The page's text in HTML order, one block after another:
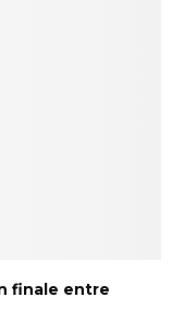
finale entre